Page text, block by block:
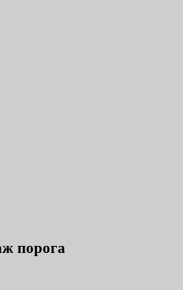
или Диктовки,
порога